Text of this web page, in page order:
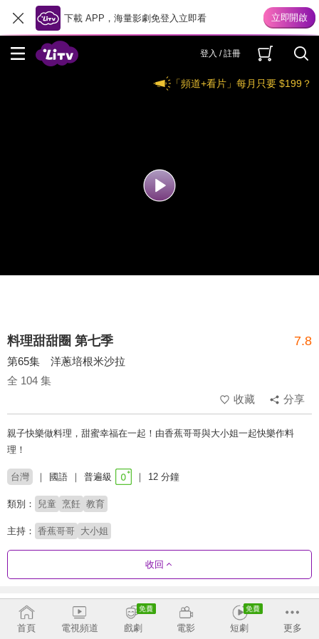
下載 APP，海量影劇免登入立即看
登入 / 註冊
「頻道+看片」每月只要 $199？
料理甜甜圈 第七季 7.8
第65集 洋蔥培根米沙拉
全 104 集
收藏
分享
親子快樂做料理，甜蜜幸福在一起！由香蕉哥哥與大小姐一起快樂作料
理！
台灣 國語 普遍級 12 分鐘
類別： 兒童 烹飪 教育
主持： 香蕉哥哥 大小姐
收回
劇集列表 正序
第6季 第7季
首頁 電視頻道 戲劇 電影 短劇 更多